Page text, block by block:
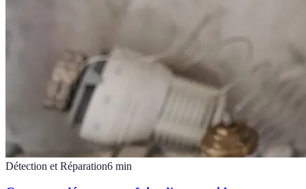
Détection et Réparation6 min